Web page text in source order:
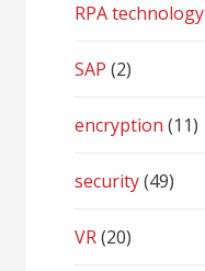
RPA technology
SAP (2)
encryption (11)
security(49)
VR(20)